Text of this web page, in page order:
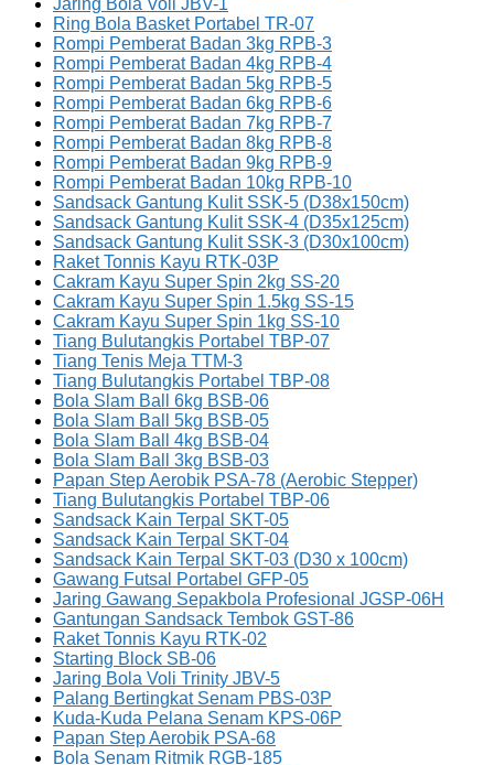
Jaring Bola Voli JBV-1
Ring Bola Basket Portabel TR-07
Rompi Pemberat Badan 3kg RPB-3
Rompi Pemberat Badan 4kg RPB-4
Rompi Pemberat Badan 5kg RPB-5
Rompi Pemberat Badan 6kg RPB-6
Rompi Pemberat Badan 7kg RPB-7
Rompi Pemberat Badan 8kg RPB-8
Rompi Pemberat Badan 9kg RPB-9
Rompi Pemberat Badan 10kg RPB-10
Sandsack Gantung Kulit SSK-5 (D38x150cm)
Sandsack Gantung Kulit SSK-4 (D35x125cm)
Sandsack Gantung Kulit SSK-3 (D30x100cm)
Raket Tonnis Kayu RTK-03P
Cakram Kayu Super Spin 2kg SS-20
Cakram Kayu Super Spin 1.5kg SS-15
Cakram Kayu Super Spin 1kg SS-10
Tiang Bulutangkis Portabel TBP-07
Tiang Tenis Meja TTM-3
Tiang Bulutangkis Portabel TBP-08
Bola Slam Ball 6kg BSB-06
Bola Slam Ball 5kg BSB-05
Bola Slam Ball 4kg BSB-04
Bola Slam Ball 3kg BSB-03
Papan Step Aerobik PSA-78 (Aerobic Stepper)
Tiang Bulutangkis Portabel TBP-06
Sandsack Kain Terpal SKT-05
Sandsack Kain Terpal SKT-04
Sandsack Kain Terpal SKT-03 (D30 x 100cm)
Gawang Futsal Portabel GFP-05
Jaring Gawang Sepakbola Profesional JGSP-06H
Gantungan Sandsack Tembok GST-86
Raket Tonnis Kayu RTK-02
Starting Block SB-06
Jaring Bola Voli Trinity JBV-5
Palang Bertingkat Senam PBS-03P
Kuda-Kuda Pelana Senam KPS-06P
Papan Step Aerobik PSA-68
Bola Senam Ritmik RGB-185